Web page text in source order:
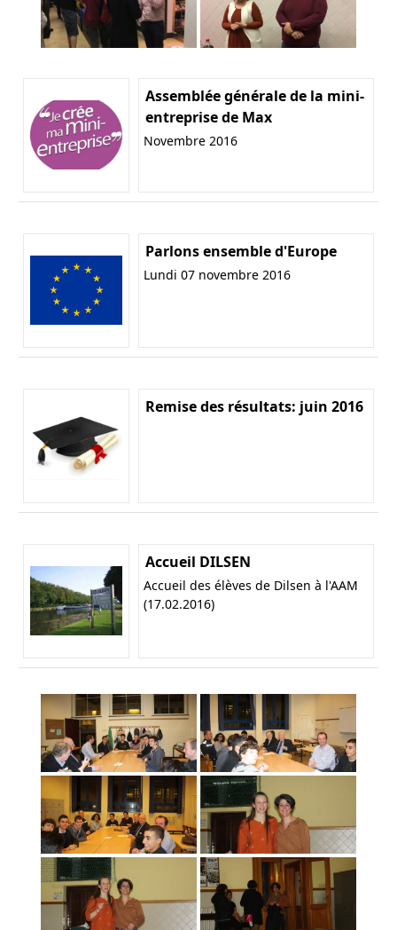
Assemblée générale de la mini-
entreprise de Max
Novembre 2016
Parlons ensemble d'Europe
Lundi 07 novembre 2016
Remise des résultats: juin 2016
Accueil DILSEN
Accueil des élèves de Dilsen à l'AAM
(17.02.2016)